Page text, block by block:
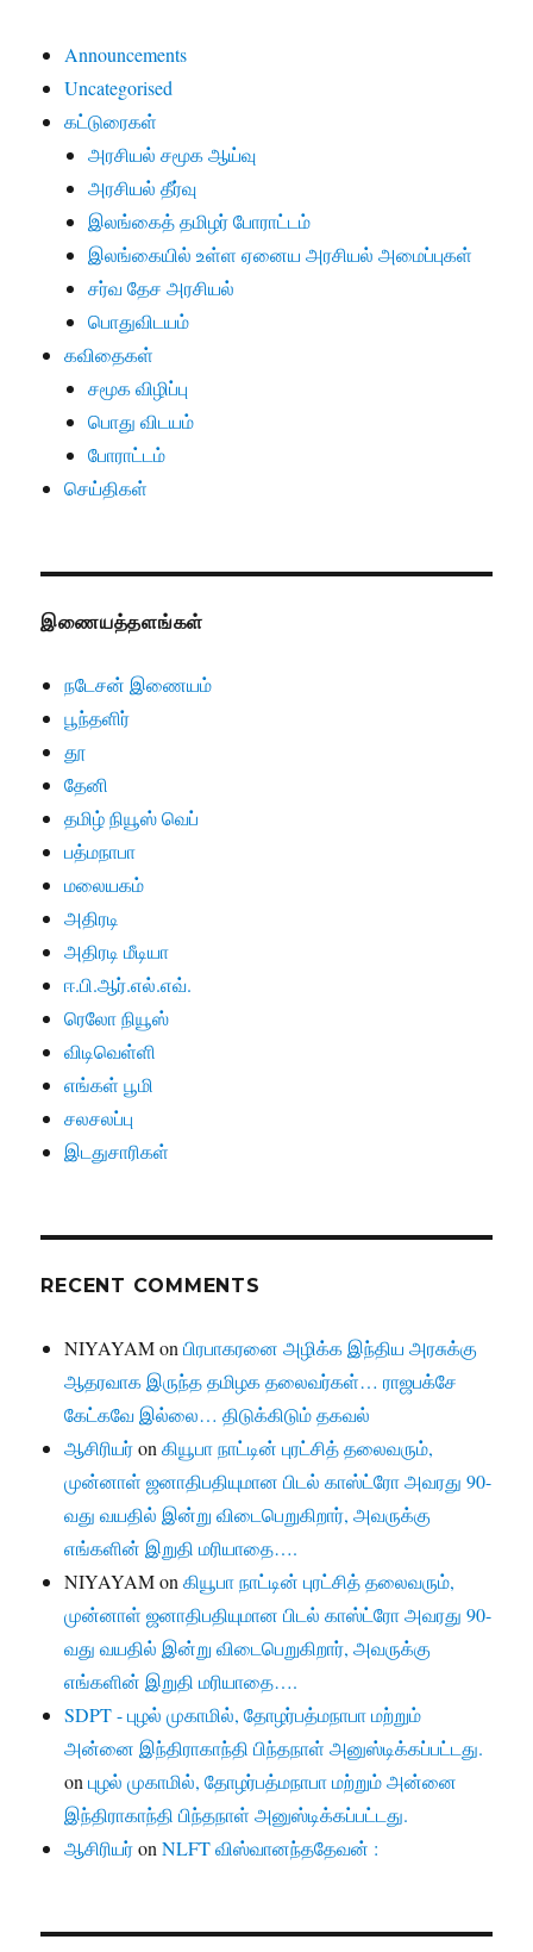
Announcements
Uncategorised
கட்டுரைகள்
அரசியல் சமூக ஆய்வு
அரசியல் தீர்வு
இலங்கைத் தமிழர் போராட்டம்
இலங்கையில் உள்ள ஏனைய அரசியல் அமைப்புகள்
சர்வ தேச அரசியல்
பொதுவிடயம்
கவிதைகள்
சமூக விழிப்பு
பொது விடயம்
போராட்டம்
செய்திகள்
இணையத்தளங்கள்
நடேசன் இணையம்
பூந்தளிர்
தூ
தேனி
தமிழ் நியூஸ் வெப்
பத்மநாபா
மலையகம்
அதிரடி
அதிரடி மீடியா
ஈ.பி.ஆர்.எல்.எவ்.
ரெலோ நியூஸ்
விடிவெள்ளி
எங்கள் பூமி
சலசலப்பு
இடதுசாரிகள்
RECENT COMMENTS
NIYAYAMonபிரபாகரனை அழிக்க இந்திய அரசுக்கு
ஆதரவாக இருந்த தமிழக தலைவர்கள்… ராஜபக்சே
கேட்கவே இல்லை… திடுக்கிடும் தகவல்
ஆசிரியர்onகியூபா நாட்டின் புரட்சித் தலைவரும்,
முன்னாள் ஜனாதிபதியுமான பிடல் காஸ்ட்ரோ அவரது 90-
வது வயதில் இன்று விடைபெறுகிறார், அவருக்கு
எங்களின் இறுதி மரியாதை….
NIYAYAMonகியூபா நாட்டின் புரட்சித் தலைவரும்,
முன்னாள் ஜனாதிபதியுமான பிடல் காஸ்ட்ரோ அவரது 90-
வது வயதில் இன்று விடைபெறுகிறார், அவருக்கு
எங்களின் இறுதி மரியாதை….
SDPT - புழல் முகாமில், தோழர்பத்மநாபா மற்றும்
அன்னை இந்திராகாந்தி பிந்தநாள் அனுஸ்டிக்கப்பட்டது.
onபுழல் முகாமில், தோழர்பத்மநாபா மற்றும் அன்னை
இந்திராகாந்தி பிந்தநாள் அனுஸ்டிக்கப்பட்டது.
ஆசிரியர்onNLFT விஸ்வானந்ததேவன் :